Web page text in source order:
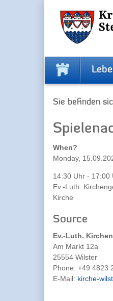
Sie befinden
When?
Monday,
14:30 Uhr - 17:00
Ev.-Luth.
Kirche
Source
Ev.-Luth.
Am Markt 12a
25554 Wilster
Phone: +49 4823
E-Mail: kirche-